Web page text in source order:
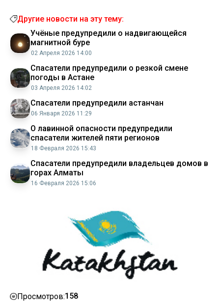
Другие новости на эту тему:
Учёные предупредили о надвигающейся
магнитной буре
02 Апреля 2026 14:00
Спасатели предупредили о резкой смене
погоды в Астане
03 Апреля 2026 14:02
Спасатели предупредили астанчан
06 Января 2026 11:29
О лавинной опасности предупредили
спасатели жителей пяти регионов
18 Февраля 2026 15:43
Спасатели предупредили владельцев домов в
горах Алматы
16 Февраля 2026 15:06
Просмотров:158